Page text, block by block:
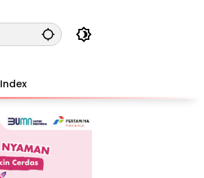
Index